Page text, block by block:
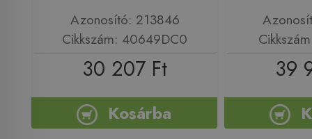
Azonosító: 213846
Cikkszám: 40649DC0
30 207 Ft
Kosárba
39